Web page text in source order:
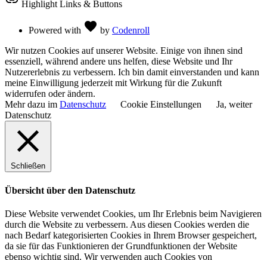
Highlight Links & Buttons
Powered with favorite by Codenroll
Wir nutzen Cookies auf unserer Website. Einige von ihnen sind
essenziell, während andere uns helfen, diese Website und Ihr
Nutzererlebnis zu verbessern. Ich bin damit einverstanden und kann
meine Einwilligung jederzeit mit Wirkung für die Zukunft
widerrufen oder ändern.
Mehr dazu im Datenschutz Cookie Einstellungen
Ja, weiter
Datenschutz
Schließen
Übersicht über den Datenschutz
Diese Website verwendet Cookies, um Ihr Erlebnis beim Navigieren
durch die Website zu verbessern. Aus diesen Cookies werden die
nach Bedarf kategorisierten Cookies in Ihrem Browser gespeichert,
da sie für das Funktionieren der Grundfunktionen der Website
ebenso wichtig sind. Wir verwenden auch Cookies von